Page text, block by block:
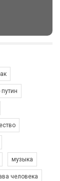
музыка
человека